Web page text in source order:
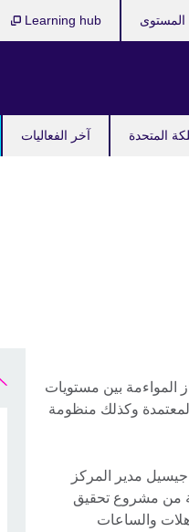
المتحدة آخر الفعاليات
المستوى Learning hub
المواءمة بين مستويات
وكذلك منظومة
مدير المركز
من مشروع تحقيق
والساعات